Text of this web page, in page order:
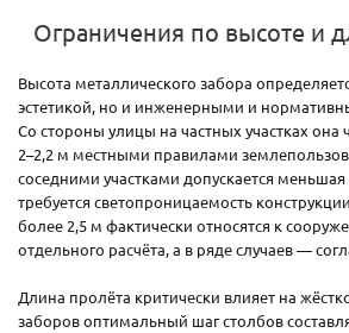
Ограничения по высоте и
Высота металлического забора
эстетикой, но и инженерными и
Со стороны улицы на частных участках она
2–2,2 м местными правилами
соседними участками допускается
требуется светопроницаемость
более 2,5 м фактически относятся к
отдельного расчёта, а в ряде случаев —
Длина пролёта критически влияет на
заборов оптимальный шаг столбов